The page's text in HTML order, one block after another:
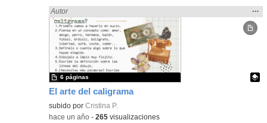
El arte del caligrama
Encontrado «LENGUA CASTELLANA» en:
Autor
la
…
Contenido educativo.
subido porCristina P.
6 páginas
-hace un año -265 visualizaciones